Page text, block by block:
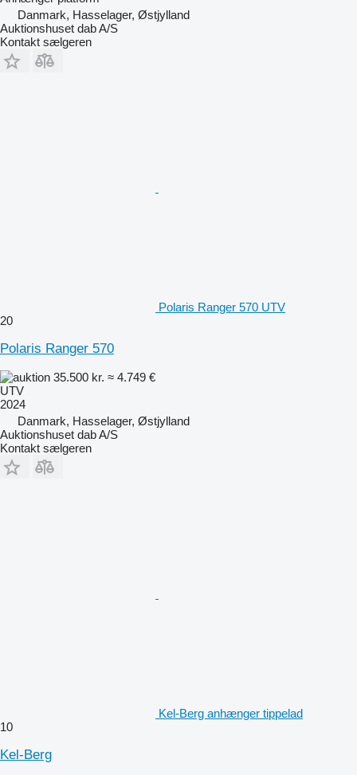
Danmark, Hasselager, Østjylland
Auktionshuset dab A/S
Kontakt sælgeren
Polaris Ranger 570 UTV
20
Polaris Ranger 570
35.500 kr. ≈ 4.749 €
UTV
2024
Danmark, Hasselager, Østjylland
Auktionshuset dab A/S
Kontakt sælgeren
Kel-Berg anhænger tippelad
10
Kel-Berg